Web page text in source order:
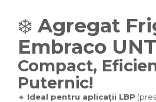
❄️ Agregat
Embraco
Compact,
Puternic!
🔹 Ideal pentru aplicații LBP